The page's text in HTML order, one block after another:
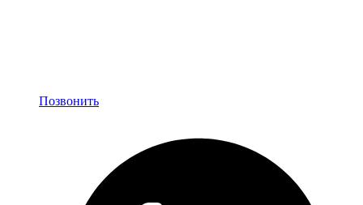
Позвонить